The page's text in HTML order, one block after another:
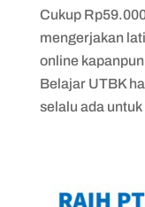
Cukup
mengerjakan
online
Belajar UTBK
selalu ada untuk